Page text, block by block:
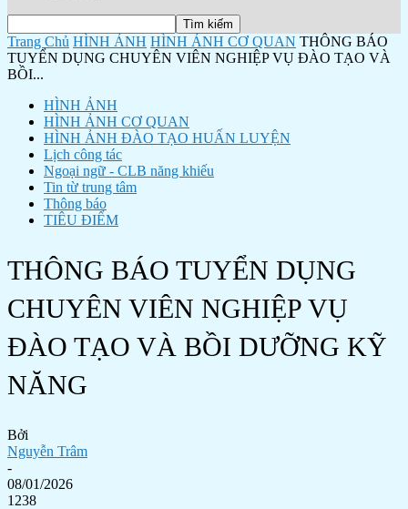
Trang Chủ HÌNH ẢNH HÌNH ẢNH CƠ QUAN THÔNG BÁO
TUYỂN DỤNG CHUYÊN VIÊN NGHIỆP VỤ ĐÀO TẠO VÀ
BỒI...
HÌNH ẢNH
HÌNH ẢNH CƠ QUAN
HÌNH ẢNH ĐÀO TẠO HUẤN LUYỆN
Lịch công tác
Ngoại ngữ - CLB năng khiếu
Tin từ trung tâm
Thông báo
TIÊU ĐIỂM
THÔNG BÁO TUYỂN DỤNG
CHUYÊN VIÊN NGHIỆP VỤ
ĐÀO TẠO VÀ BỒI DƯỠNG KỸ
NĂNG
Bởi
Nguyễn Trâm
-
08/01/2026
1238